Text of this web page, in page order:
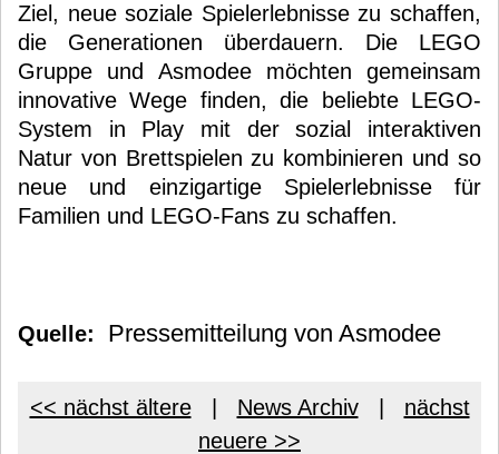
Ziel, neue soziale Spielerlebnisse zu schaffen,
die Generationen überdauern. Die LEGO
Gruppe und Asmodee möchten gemeinsam
innovative Wege finden, die beliebte LEGO-
System in Play mit der sozial interaktiven
Natur von Brettspielen zu kombinieren und so
neue und einzigartige Spielerlebnisse für
Familien und LEGO-Fans zu schaffen.
Quelle: Pressemitteilung von Asmodee
<< nächst ältere| News Archiv| nächst
neuere >>